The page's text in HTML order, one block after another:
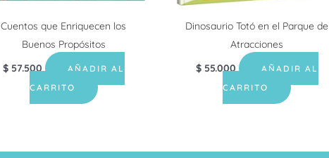
Cuentos que Enriquecen los
Buenos Propósitos
$57.500
AÑADIR AL
CARRITO
Dinosaurio Totó en el Parque de
Atracciones
$55.000
AÑADIR AL
CARRITO